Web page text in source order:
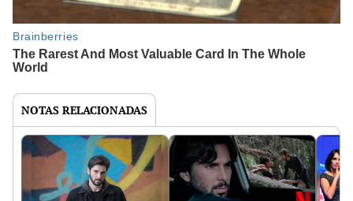
NOTAS RELACIONADAS